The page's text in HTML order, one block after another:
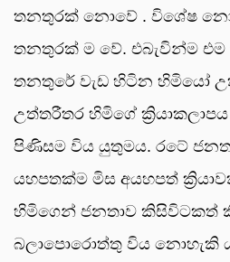
තනතුරක් නොවේ . විශේෂ
තනතුරක් ම වේ. එබැවින්ම
තනතුරේ වැඩ හිටින හිමියෝ
උත්තරීතර හිමිගේ
පිණිසම විය යුතුමය. රටේ
යහපතක්ම මිස අයහපත්
හිමිගෙන් ජනතාව
බලාපොරොත්තු විය නොහැකි